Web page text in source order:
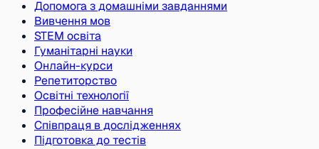
Допомога з домашніми завданнями
Вивчення мов
STEM освіта
Гуманітарні науки
Онлайн-курси
Репетиторство
Освітні технології
Професійне навчання
Співпраця в дослідженнях
Підготовка до тестів